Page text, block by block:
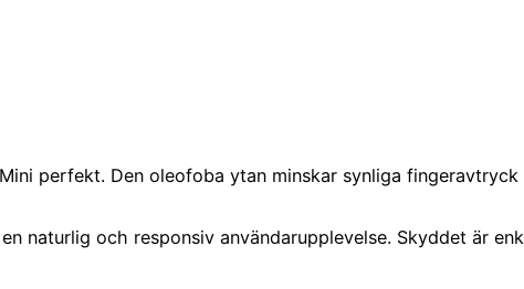
perfekt. Den oleofoba ytan minskar synliga
naturlig och responsiv användarupplevelse. Skyddet är